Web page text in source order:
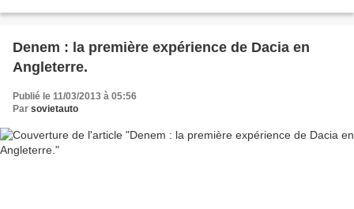
Denem : la première expérience de Dacia en
Angleterre.
Publié le 11/03/2013 à 05:56
Par sovietauto